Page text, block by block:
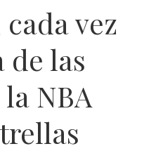
vez
de las
NBA